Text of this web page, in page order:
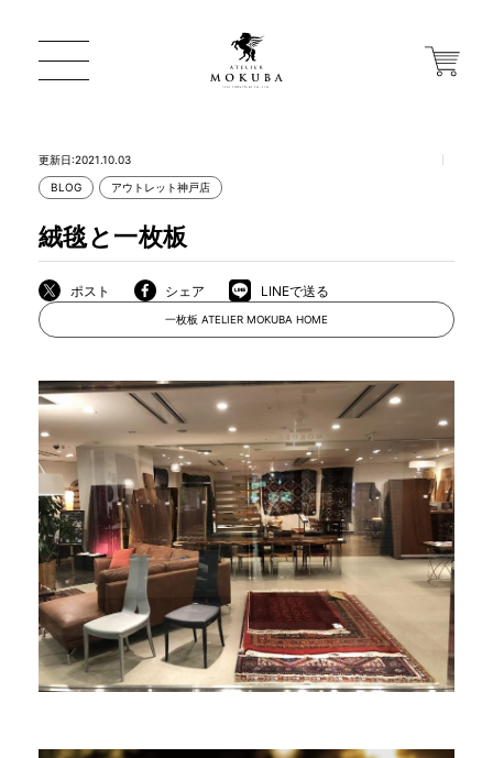
店舗から探す
MOKUBA について
商品情報
直営店
イベント
WEBカタログ
更新日:2021.10.03
BLOG アウトレット神戸店
絨毯と一枚板
ポスト シェア LINEで送る
一枚板 ATELIER MOKUBA HOME